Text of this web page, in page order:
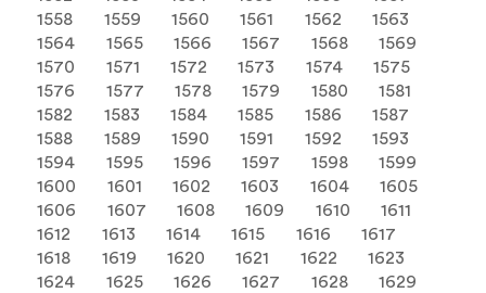
1558
1559 1560 1561 1562
1563
1564
1565 1566 1567 1568
1569
1570
1571 1572 1573 1574
1575
1576
1577 1578 1579 1580
1581
1582
1583 1584 1585 1586
1587
1588
1589 1590 1591 1592
1593
1594
1595 1596 1597 1598
1599
1600
1601 1602 1603 1604
1605
1606
1607 1608 1609 1610
1611
1612
1613 1614 1615 1616
1617
1618
1619 1620 1621 1622
1623
1624
1625 1626 1627 1628
1629